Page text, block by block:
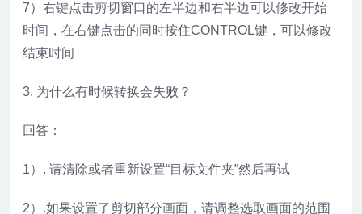
7）右键点击剪切窗口的左半边和右半边可以修改开始
时间，在右键点击的同时按住CONTROL键，可以修改
结束时间
3. 为什么有时候转换会失败？
回答：
1）. 请清除或者重新设置“目标文件夹”然后再试
2）.如果设置了剪切部分画面，请调整选取画面的范围